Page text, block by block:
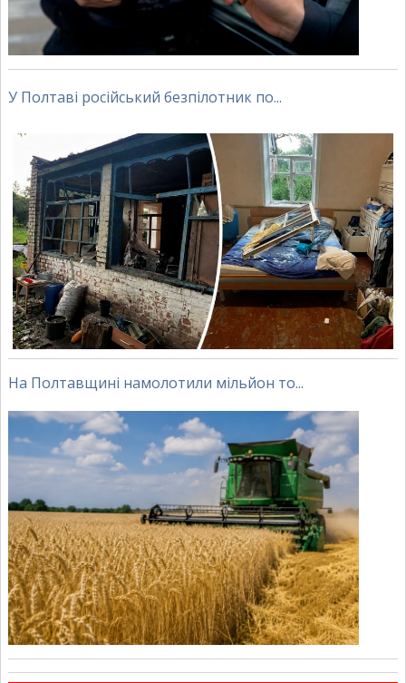
У Полтаві російський безпілотник по...
На Полтавщині намолотили мільйон то...